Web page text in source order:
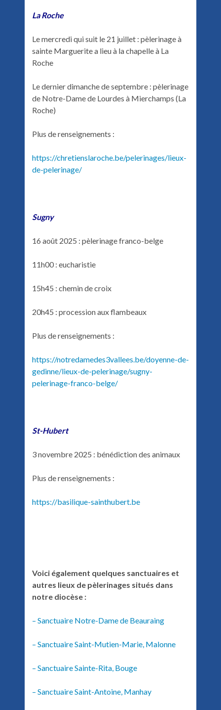
La Roche
Le mercredi qui suit le 21 juillet : pèlerinage à
sainte Marguerite a lieu à la chapelle à La
Roche
Le dernier dimanche de septembre : pèlerinage
de Notre-Dame de Lourdes à Mierchamps (La
Roche)
Plus de renseignements :
https://chretienslaroche.be/pelerinages/lieux-
de-pelerinage/
Sugny
16 août 2025 : pèlerinage franco-belge
11h00 : eucharistie
15h45 : chemin de croix
20h45 : procession aux flambeaux
Plus de renseignements :
https://notredamedes3vallees.be/doyenne-de-
gedinne/lieux-de-pelerinage/sugny-
pelerinage-franco-belge/
St-Hubert
3 novembre 2025 : bénédiction des animaux
Plus de renseignements :
https://basilique-sainthubert.be
Voici également quelques sanctuaires et
autres lieux de pèlerinages situés dans
notre diocèse :
– Sanctuaire Notre-Dame de Beauraing
– Sanctuaire Saint-Mutien-Marie, Malonne
– Sanctuaire Sainte-Rita, Bouge
– Sanctuaire Saint-Antoine, Manhay